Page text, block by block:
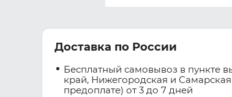
Доставка по России
Бесплатный самовывоз в пункте
край, Нижегородская и
предоплате) от 3 до 7 дней